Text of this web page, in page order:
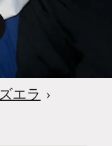
エラ
›